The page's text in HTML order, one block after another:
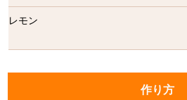
レモン
作り方